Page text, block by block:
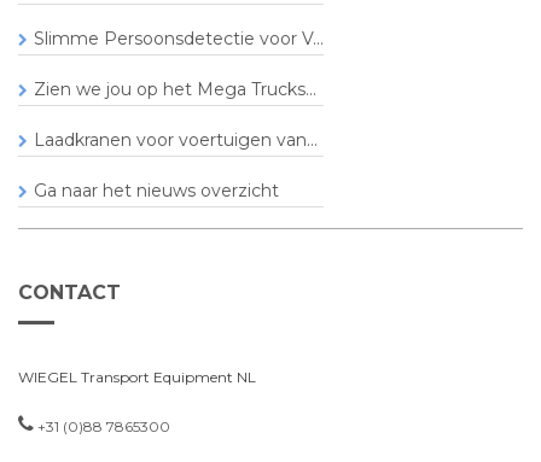
Slimme Persoonsdetectie voor V...
Zien we jou op het Mega Trucks...
Laadkranen voor voertuigen van...
Ga naar het nieuws overzicht
CONTACT
WIEGEL Transport Equipment NL
+31 (0)88 7865300